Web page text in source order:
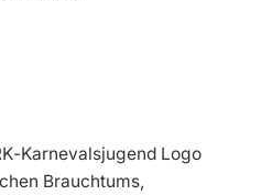
Brauchtums,